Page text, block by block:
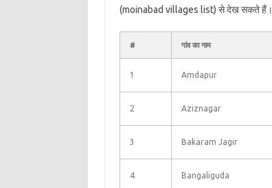
(moinabad villages list) से देख सकते हैं।
# गांव का नाम
1 Amdapur
2 Aziznagar
3 Bakaram Jagir
4 Bangaliguda